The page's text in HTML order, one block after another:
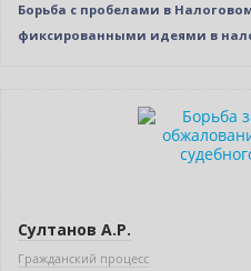
Борьба с пробелами в
фиксированными идеями в
Султанов А.Р.
Гражданский процесс